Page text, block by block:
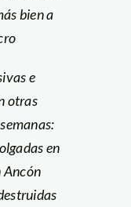
bien a
e
otras
en
Ancón